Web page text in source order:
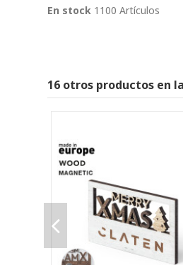
En stock 1100 Artículos
16 otros productos en